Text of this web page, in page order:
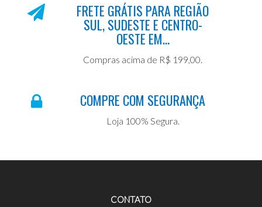
FRETE GRÁTIS PARA REGIÃO
SUL, SUDESTE E CENTRO-
OESTE EM...
Compras acima de R$ 199,00.
COMPRE COM SEGURANÇA
Loja 100% Segura.
CONTATO